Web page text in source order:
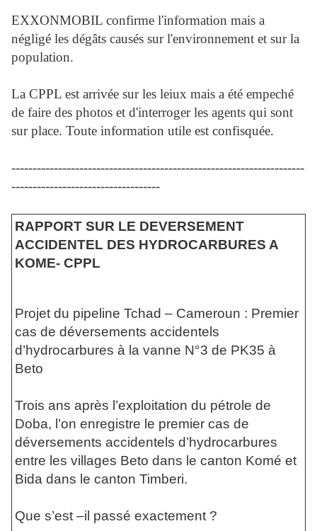
EXXONMOBIL confirme l'information mais a
négligé les dégâts causés sur l'environnement et sur la
population.
La CPPL est arrivée sur les leiux mais a été empeché
de faire des photos et d'interroger les agents qui sont
sur place. Toute information utile est confisquée.
---------------------------------------------------------------------
-----------------------------------
RAPPORT SUR LE DEVERSEMENT
ACCIDENTEL DES HYDROCARBURES A
KOME- CPPL
Projet du pipeline Tchad – Cameroun : Premier
cas de déversements accidentels
d’hydrocarbures à la vanne N°3 de PK35 à
Beto
Trois ans après l’exploitation du pétrole de
Doba, l’on enregistre le premier cas de
déversements accidentels d’hydrocarbures
entre les villages Beto dans le canton Komé et
Bida dans le canton Timberi.
Que s’est –il passé exactement ?